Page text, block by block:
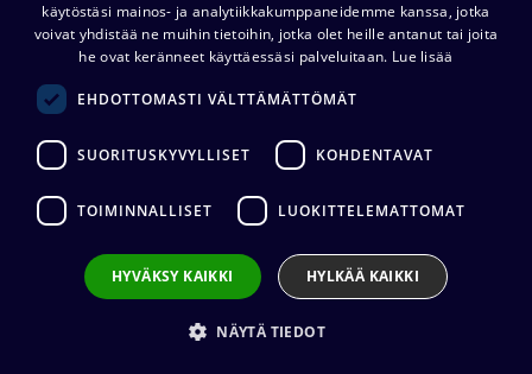
Neutrik NE8FAV etherCON
CAT5e runko PCB
5,74
Liittimen valmistaja
Neutrik
Liittimen tyyppi:etherCON
ENGLISH
käytöstäsi mainos- ja analytiikkakumppaneidemme kanssa, jotka
voivat yhdistää ne muihin tietoihin, jotka olet heille antanut tai joita
he ovat keränneet käyttäessäsi palveluitaan. Lue lisää
EHDOTTOMASTI VÄLTTÄMÄTTÖMÄT
SUORITUSKYVYLLISET KOHDENTAVAT
TOIMINNALLISET LUOKITTELEMATTOMAT
HYVÄKSY KAIKKI HYLKÄÄ KAIKKI
NÄYTÄ TIEDOT